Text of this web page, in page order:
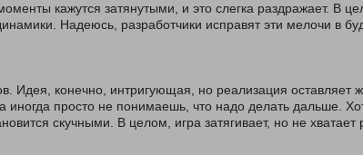
кажутся затянутыми, и это слегка раздражает. В
Надеюсь, разработчики исправят эти мелочи в
Идея, конечно, интригующая, но реализация оставляет
иногда просто не понимаешь, что надо делать дальше.
скучными. В целом, игра затягивает, но не хватает